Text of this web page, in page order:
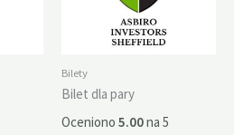
Bilety
Bilet dla pary
Oceniono 5.00na 5